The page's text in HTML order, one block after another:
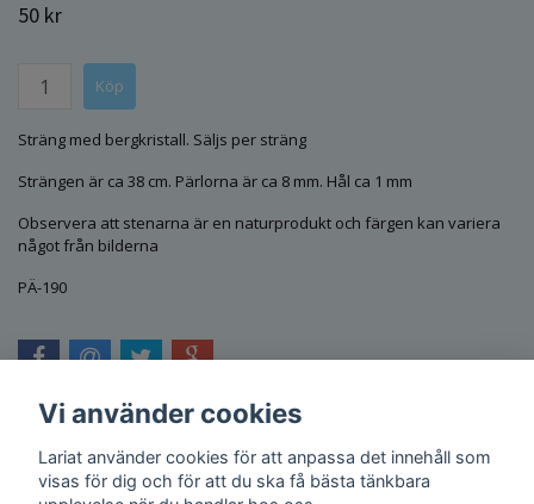
50 kr
Sträng med bergkristall. Säljs per sträng
Strängen är ca 38 cm. Pärlorna är ca 8 mm. Hål ca 1 mm
Observera att stenarna är en naturprodukt och färgen kan variera
något från bilderna
PÄ-190
Vi använder cookies
Lariat använder cookies för att anpassa det innehåll som
visas för dig och för att du ska få bästa tänkbara